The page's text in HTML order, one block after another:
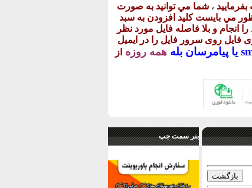
، شما مي توانيد به صورت
مي بايست کليد افزودن به سبد
را انجام و بلا فاصله فايل مورد نظر
فايل روی سرور فايل را در ايميل
پيامرسان بله همه روزه از
بنر سمت جپ